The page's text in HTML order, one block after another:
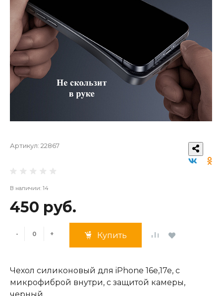
Артикул: 22867
В наличии: 14
450 руб.
- + Купить
Чехол силиконовый для iPhone 16e,17e, с
микрофиброй внутри, с защитой камеры,
черный